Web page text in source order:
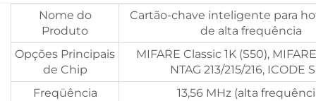
Nome do
Produto
Cartão-chave inteligente para
de alta frequência
Opções Principais
de Chip
MIFARE Classic 1K (S50),
NTAG 213/215/216, ICODE
Freqüência
13,56 MHz (alta